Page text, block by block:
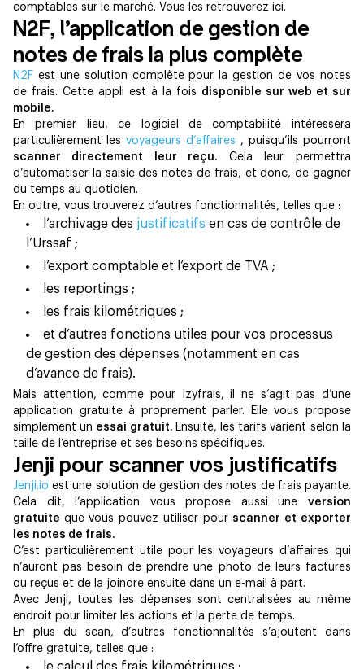
comptables sur le marché. Vous les retrouverez ici.
N2F, l’application de gestion de
notes de frais la plus complète
N2F est une solution complète pour la gestion de vos notes
de frais. Cette appli est à la fois disponible sur web et sur
mobile.
En premier lieu, ce logiciel de comptabilité intéressera
particulièrement les voyageurs d’affaires , puisqu’ils pourront
scanner directement leur reçu. Cela leur permettra
d’automatiser la saisie des notes de frais, et donc, de gagner
du temps au quotidien.
En outre, vous trouverez d’autres fonctionnalités, telles que :
l’archivage des justificatifs en cas de contrôle de
l’Urssaf ;
l’export comptable et l’export de TVA ;
les reportings ;
les frais kilométriques ;
et d’autres fonctions utiles pour vos processus
de gestion des dépenses (notamment en cas
d’avance de frais).
Mais attention, comme pour Izyfrais, il ne s’agit pas d’une
application gratuite à proprement parler. Elle vous propose
simplement un essai gratuit. Ensuite, les tarifs varient selon la
taille de l’entreprise et ses besoins spécifiques.
Jenji pour scanner vos justificatifs
Jenji.ioest une solution de gestion des notes de frais payante.
Cela dit, l’application vous propose aussi une version
gratuite que vous pouvez utiliser pour scanner et exporter
les notes de frais.
C’est particulièrement utile pour les voyageurs d’affaires qui
n’auront pas besoin de prendre une photo de leurs factures
ou reçus et de la joindre ensuite dans un e-mail à part.
Avec Jenji, toutes les dépenses sont centralisées au même
endroit pour limiter les actions et la perte de temps.
En plus du scan, d’autres fonctionnalités s’ajoutent dans
l’offre gratuite, telles que :
le calcul des frais kilométriques ;